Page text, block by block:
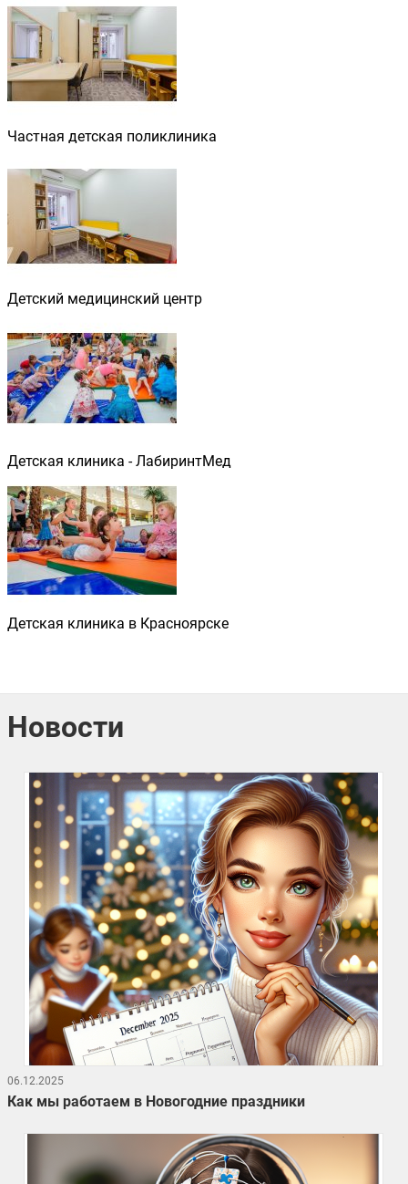
Частная детская поликлиника
Детский медицинский центр
Детская клиника - ЛабиринтМед
Детская клиника в Красноярске
Новости
06.12.2025
Как мы работаем в Новогодние праздники